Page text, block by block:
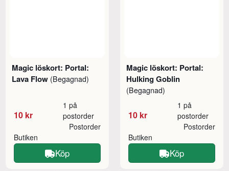
Magic löskort: Portal:
Lava Flow (Begagnad)
10 kr
1 på
postorder
Butiken
Postorder
Köp
Magic löskort: Portal:
Hulking Goblin
(Begagnad)
10 kr
1 på
postorder
Butiken
Postorder
Köp